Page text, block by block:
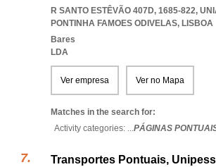
R SANTO ESTÊVÃO 407D, 1685-822,
PONTINHA FAMOES ODIVELAS, LISBOA
Bares
LDA
Ver empresa Ver no Mapa
Matches in the search for:
Activity categories: ...PÁGINAS
Transportes Pontuais,